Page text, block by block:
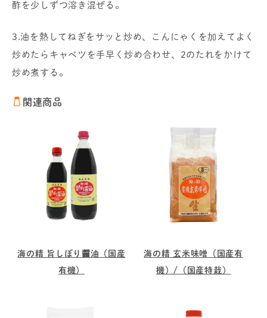
酢を少しずつ溶き混ぜる。
3.油を熱してねぎをサッと炒め、こんにゃくを加えてよく
炒めたらキャベツを手早く炒め合わせ、2のたれをかけて
炒め煮する。
関連商品
海の精 旨しぼり醤油（国産
有機）
海の精 玄米味噌（国産有
機）/（国産特栽）